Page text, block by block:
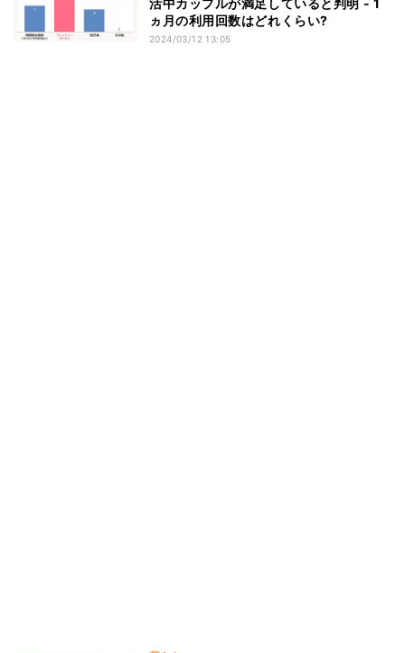
ヵ月の利用回数はどれくらい?
2024/03/12 13:05